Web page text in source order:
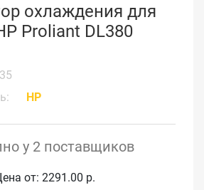
охлаждения для
Proliant DL380
HP
у 2 поставщиков
от: 2291.00 р.